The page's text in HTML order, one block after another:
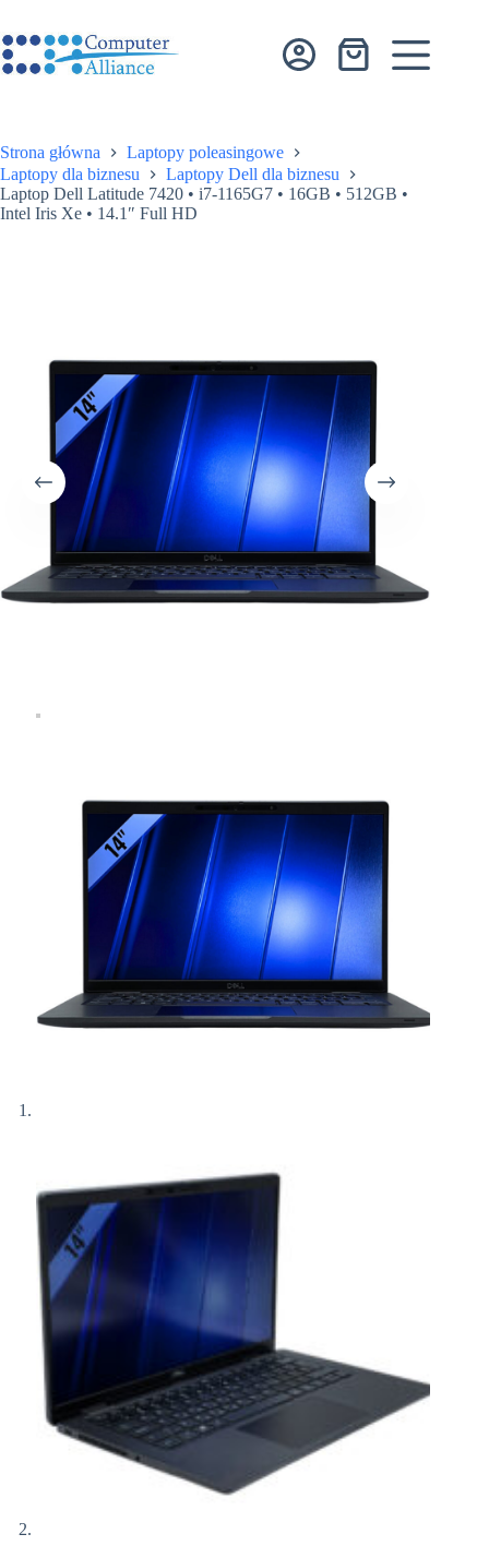
treści
Koszyk
Strona główna
Laptopy poleasingowe
Laptopy dla biznesu
Laptopy Dell dla biznesu
Laptop Dell Latitude 7420 • i7-1165G7 • 16GB • 512GB •
Intel Iris Xe • 14.1″ Full HD